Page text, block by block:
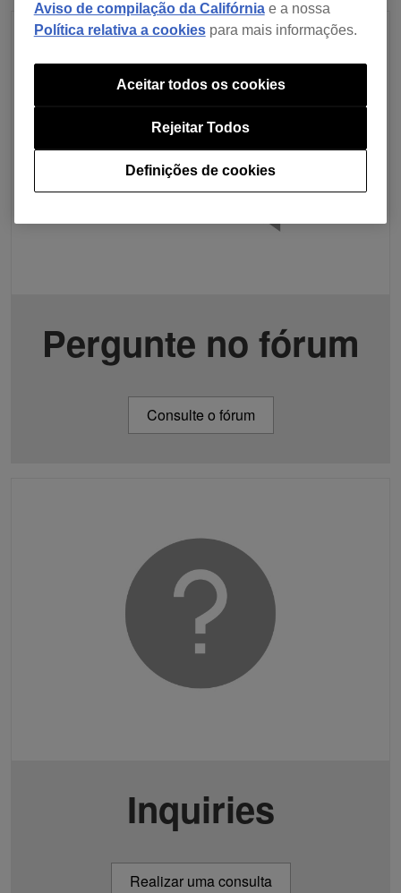
Pergunte no fórum
Consulte o fórum
Inquiries
Realizar uma consulta
Aviso de compilação da Califórniae a nossa
Política relativa a cookiespara mais informações.
Definições de cookies
Rejeitar Todos
Aceitar todos os cookies